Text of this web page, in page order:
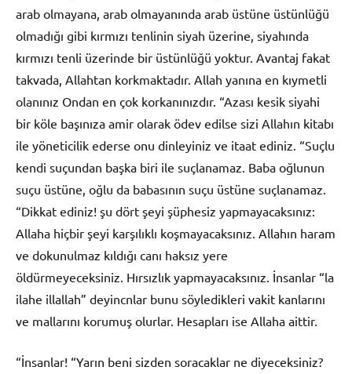
arab olmayana, arab olmayanında arab üstüne üstünlüğü
olmadığı gibi kırmızı tenlinin siyah üzerine, siyahında
kırmızı tenli üzerinde bir üstünlüğü yoktur. Avantaj fakat
takvada, Allahtan korkmaktadır. Allah yanına en kıymetli
olanınız Ondan en çok korkanınızdır. “Azası kesik siyahi
bir köle başınıza amir olarak ödev edilse sizi Allahın kitabı
ile yöneticilik ederse onu dinleyiniz ve itaat ediniz. “Suçlu
kendi suçundan başka biri ile suçlanamaz. Baba oğlunun
suçu üstüne, oğlu da babasının suçu üstüne suçlanamaz.
“Dikkat ediniz! şu dört şeyi şüphesiz yapmayacaksınız:
Allaha hiçbir şeyi karşılıklı koşmayacaksınız. Allahın haram
ve dokunulmaz kıldığı canı haksız yere
öldürmeyeceksiniz. Hırsızlık yapmayacaksınız. İnsanlar “la
ilahe illallah” deyincnlar bunu söyledikleri vakit kanlarını
ve mallarını korumuş olurlar. Hesapları ise Allaha aittir.
“İnsanlar! “Yarın beni sizden soracaklar ne diyeceksiniz?